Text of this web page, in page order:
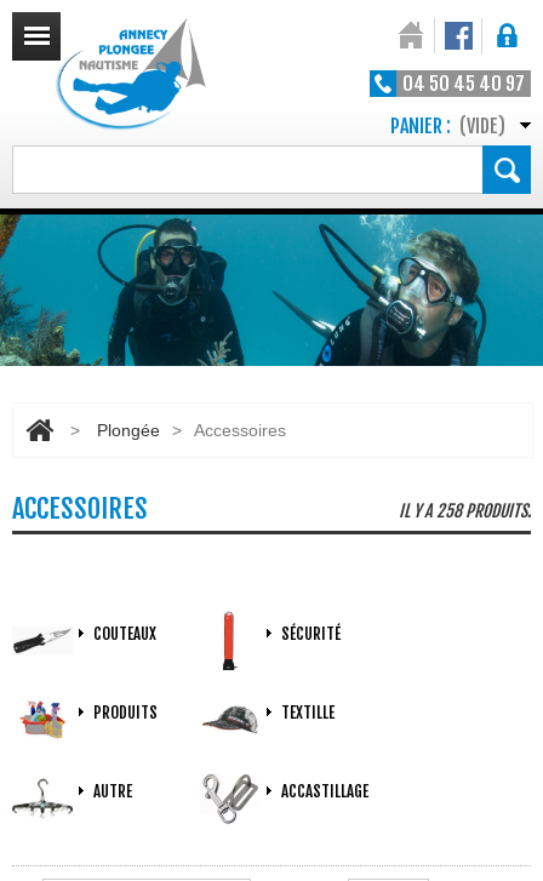
04 50 45 40 97
PANIER : (VIDE)
> Plongée > Accessoires
ACCESSOIRES IL Y A 258 PRODUITS.
COUTEAUX SÉCURITÉ
PRODUITS TEXTILLE
AUTRE ACCASTILLAGE